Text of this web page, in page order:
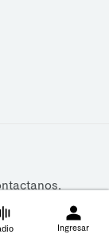
.
Ingresar